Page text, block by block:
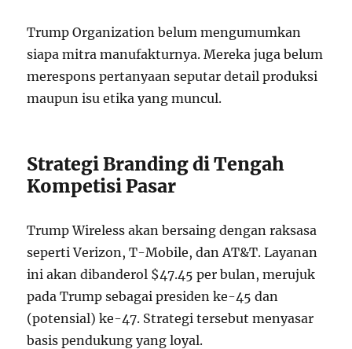
Trump Organization belum mengumumkan
siapa mitra manufakturnya. Mereka juga belum
merespons pertanyaan seputar detail produksi
maupun isu etika yang muncul.
Strategi Branding di Tengah
Kompetisi Pasar
Trump Wireless akan bersaing dengan raksasa
seperti Verizon, T-Mobile, dan AT&T. Layanan
ini akan dibanderol $47.45 per bulan, merujuk
pada Trump sebagai presiden ke-45 dan
(potensial) ke-47. Strategi tersebut menyasar
basis pendukung yang loyal.